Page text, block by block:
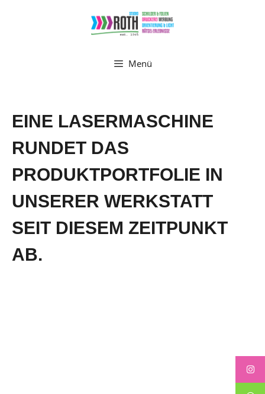
Menü
EINE LASERMASCHINE
RUNDET DAS
PRODUKTPORTFOLIE IN
UNSERER WERKSTATT
SEIT DIESEM ZEITPUNKT
AB.